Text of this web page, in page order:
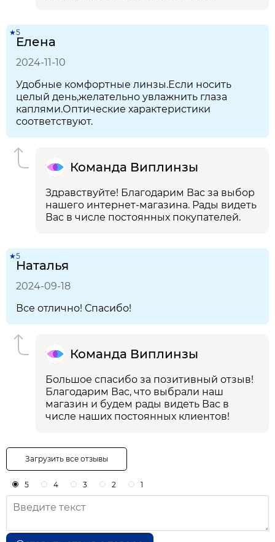
★5
Елена
2024-11-10
Удобные комфортные линзы.Если носить
целый день,желательно увлажнить глаза
каплями.Оптические характеристики
соответствуют.
Команда Виплинзы
Здравствуйте! Благодарим Вас за выбор
нашего интернет-магазина. Рады видеть
Вас в числе постоянных покупателей.
★5
Наталья
2024-09-18
Все отлично! Спасибо!
Команда Виплинзы
Большое спасибо за позитивный отзыв!
Благодарим Вас, что выбрали наш
магазин и будем рады видеть Вас в
числе наших постоянных клиентов!
Загрузить все отзывы
5 4 3 2 1